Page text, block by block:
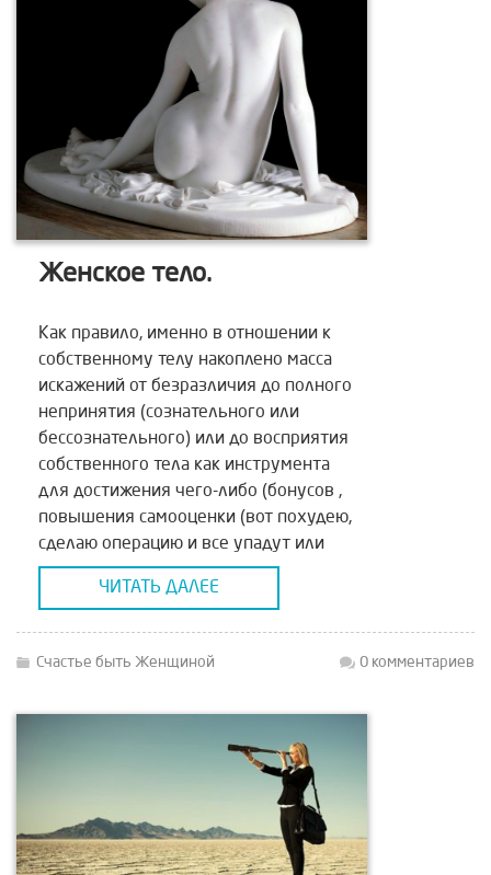
Женское тело.
Как правило, именно в отношении к
собственному телу накоплено масса
искажений от безразличия до полного
непринятия (сознательного или
бессознательного) или до восприятия
собственного тела как инструмента
для достижения чего-либо (бонусов ,
повышения самооценки (вот похудею,
сделаю операцию и все упадут или
найду мужа), иногда можно встретить
и культ тела от потакания ему во всём
ЧИТАТЬ ДАЛЕЕ
Счастье быть Женщиной 0 комментариев